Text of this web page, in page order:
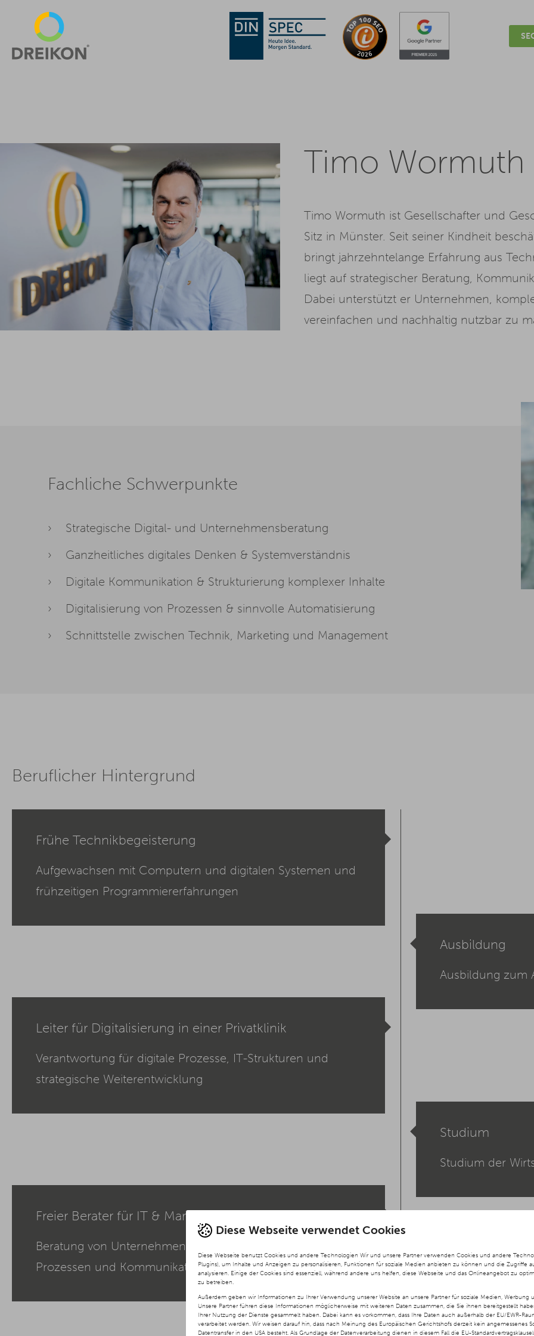
Diese Webseite verwendet Cookies
Diese Webseite benutzt Cookies und andere Technologien Wir und unsere Partner verwenden Cookies und andere
Plugins), um Inhalte und Anzeigen zu personalisieren, Funktionen für soziale Medien anbieten zu können und die Zugriffe
analysieren. Einige der Cookies sind essenziell, während andere uns helfen, diese Webseite und das Onlineangebot zu
zu betreiben.
Außerdem geben wir Informationen zu Ihrer Verwendung unserer Website an unsere Partner für soziale Medien, Werbung
Unsere Partner führen diese Informationen möglicherweise mit weiteren Daten zusammen, die Sie ihnen bereitgestellt
Ihrer Nutzung der Dienste gesammelt haben. Dabei kann es vorkommen, dass Ihre Daten auch außerhalb der EU/EWR-
verarbeitet werden. Wir weisen darauf hin, dass nach Meinung des Europäischen Gerichtshofs derzeit kein angemessenes
Datentransfer in den USA besteht. Als Grundlage der Datenverarbeitung dienen in diesem Fall die EU-
Timo Wormuth
Timo Wormuth ist Gesellschafter und
Sitz in Münster. Seit seiner Kindheit
bringt jahrzehntelange Erfahrung aus
liegt auf strategischer Beratung,
Dabei unterstützt er Unternehmen,
vereinfachen und nachhaltig nutzbar zu
Fachliche Schwerpunkte
Strategische Digital- und Unternehmensberatung
Ganzheitliches digitales Denken & Systemverständnis
Digitale Kommunikation & Strukturierung komplexer Inhalte
Digitalisierung von Prozessen & sinnvolle Automatisierung
Schnittstelle zwischen Technik, Marketing und Management
Beruflicher Hintergrund
Frühe Technikbegeisterung
Aufgewachsen mit Computern und digitalen Systemen und
frühzeitigen Programmiererfahrungen
Ausbildung
Ausbildung zum
Leiter für Digitalisierung in einer Privatklinik
Verantwortung für digitale Prozesse, IT-Strukturen und
strategische Weiterentwicklung
Studium
Studium der
Freier Berater für IT & Marketing
Beratung von Unternehmen zu digitalen Lösungen,
Prozessen und Kommunikation
Gesellschafter